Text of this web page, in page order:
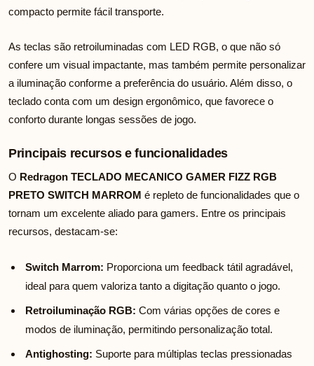
compacto permite fácil transporte.
As teclas são retroiluminadas com LED RGB, o que não só
confere um visual impactante, mas também permite personalizar
a iluminação conforme a preferência do usuário. Além disso, o
teclado conta com um design ergonômico, que favorece o
conforto durante longas sessões de jogo.
Principais recursos e funcionalidades
O Redragon TECLADO MECANICO GAMER FIZZ RGB
PRETO SWITCH MARROM é repleto de funcionalidades que o
tornam um excelente aliado para gamers. Entre os principais
recursos, destacam-se:
Switch Marrom: Proporciona um feedback tátil agradável,
ideal para quem valoriza tanto a digitação quanto o jogo.
Retroiluminação RGB: Com várias opções de cores e
modos de iluminação, permitindo personalização total.
Antighosting: Suporte para múltiplas teclas pressionadas